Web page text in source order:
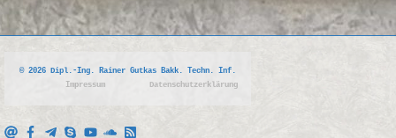
© 2026 Dipl.-Ing. Rainer Gutkas Bakk. Techn. Inf.
Impressum
Datenschutzerklärung